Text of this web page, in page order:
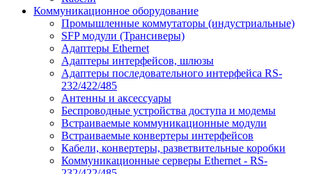
Коммуникационное оборудование
Промышленные коммутаторы (индустриальные)
SFP модули (Трансиверы)
Адаптеры Ethernet
Адаптеры интерфейсов, шлюзы
Адаптеры последовательного интерфейса RS-
232/422/485
Антенны и аксессуары
Беспроводные устройства доступа и модемы
Встраиваемые коммуникационные модули
Встраиваемые конвертеры интерфейсов
Кабели, конвертеры, разветвительные коробки
Коммуникационные серверы Ethernet - RS-